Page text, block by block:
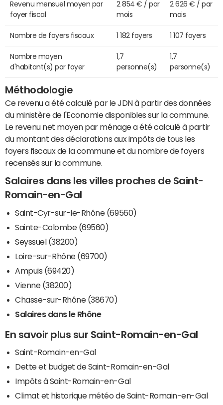
Revenu mensuel moyen par
foyer fiscal
2 854 € / par
mois
2 626 € / par
mois
Nombre de foyers fiscaux 1 182 foyers 1 107 foyers
Nombre moyen
d'habitant(s) par foyer
1,7
personne(s)
1,7
personne(s)
Méthodologie
Ce revenu a été calculé par le JDN à partir des données
du ministère de l'Economie disponibles sur la commune.
Le revenu net moyen par ménage a été calculé à partir
du montant des déclarations aux impôts de tous les
foyers fiscaux de la commune et du nombre de foyers
recensés sur la commune.
Salaires dans les villes proches de Saint-
Romain-en-Gal
Saint-Cyr-sur-le-Rhône (69560)
Sainte-Colombe (69560)
Seyssuel (38200)
Loire-sur-Rhône (69700)
Ampuis (69420)
Vienne (38200)
Chasse-sur-Rhône (38670)
Salaires dans le Rhône
En savoir plus sur Saint-Romain-en-Gal
Saint-Romain-en-Gal
Dette et budget de Saint-Romain-en-Gal
Impôts à Saint-Romain-en-Gal
Climat et historique météo de Saint-Romain-en-Gal